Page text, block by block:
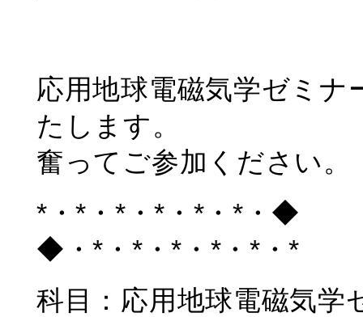
応用地球電磁気学ゼミナ
たします。
奮ってご参加ください。
*・*・*・*・*・*
◆・*・*・*・*・*・*
科目：応用地球電磁気学